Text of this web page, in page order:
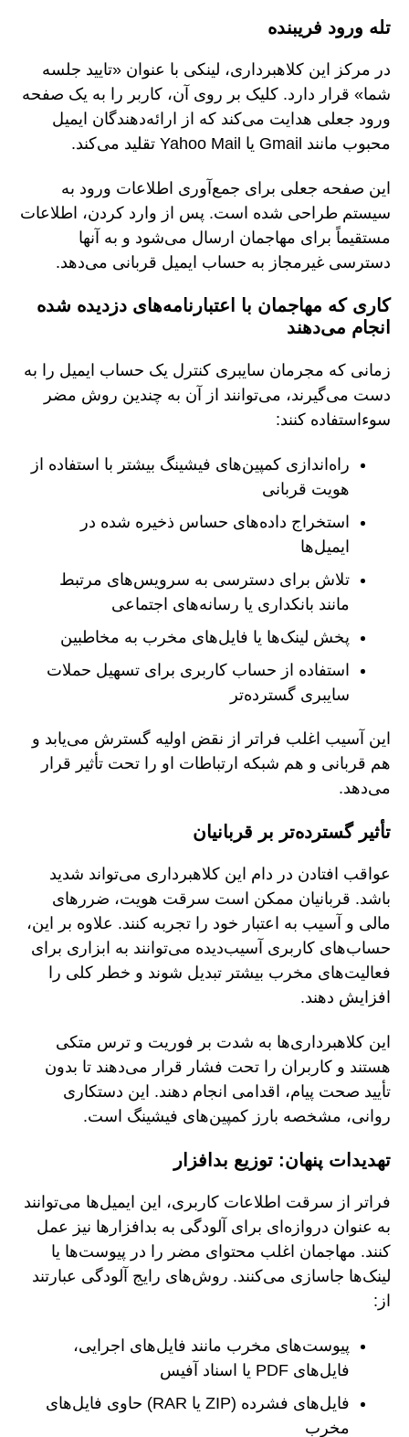
تله ورود فریبنده
در مرکز این کلاهبرداری، لینکی با عنوان «تایید جلسه
شما» قرار دارد. کلیک بر روی آن، کاربر را به یک صفحه
ورود جعلی هدایت می‌کند که از ارائه‌دهندگان ایمیل
محبوب مانند Gmail یا Yahoo Mail تقلید می‌کند.
این صفحه جعلی برای جمع‌آوری اطلاعات ورود به
سیستم طراحی شده است. پس از وارد کردن، اطلاعات
مستقیماً برای مهاجمان ارسال می‌شود و به آنها
دسترسی غیرمجاز به حساب ایمیل قربانی می‌دهد.
کاری که مهاجمان با اعتبارنامه‌های دزدیده شده
انجام می‌دهند
زمانی که مجرمان سایبری کنترل یک حساب ایمیل را به
دست می‌گیرند، می‌توانند از آن به چندین روش مضر
سوءاستفاده کنند:
راه‌اندازی کمپین‌های فیشینگ بیشتر با استفاده از
هویت قربانی
استخراج داده‌های حساس ذخیره شده در
ایمیل‌ها
تلاش برای دسترسی به سرویس‌های مرتبط
مانند بانکداری یا رسانه‌های اجتماعی
پخش لینک‌ها یا فایل‌های مخرب به مخاطبین
استفاده از حساب کاربری برای تسهیل حملات
سایبری گسترده‌تر
این آسیب اغلب فراتر از نقض اولیه گسترش می‌یابد و
هم قربانی و هم شبکه ارتباطات او را تحت تأثیر قرار
می‌دهد.
تأثیر گسترده‌تر بر قربانیان
عواقب افتادن در دام این کلاهبرداری می‌تواند شدید
باشد. قربانیان ممکن است سرقت هویت، ضررهای
مالی و آسیب به اعتبار خود را تجربه کنند. علاوه بر این،
حساب‌های کاربری آسیب‌دیده می‌توانند به ابزاری برای
فعالیت‌های مخرب بیشتر تبدیل شوند و خطر کلی را
افزایش دهند.
این کلاهبرداری‌ها به شدت بر فوریت و ترس متکی
هستند و کاربران را تحت فشار قرار می‌دهند تا بدون
تأیید صحت پیام، اقدامی انجام دهند. این دستکاری
روانی، مشخصه بارز کمپین‌های فیشینگ است.
تهدیدات پنهان: توزیع بدافزار
فراتر از سرقت اطلاعات کاربری، این ایمیل‌ها می‌توانند
به عنوان دروازه‌ای برای آلودگی به بدافزارها نیز عمل
کنند. مهاجمان اغلب محتوای مضر را در پیوست‌ها یا
لینک‌ها جاسازی می‌کنند. روش‌های رایج آلودگی عبارتند
از:
پیوست‌های مخرب مانند فایل‌های اجرایی،
فایل‌های PDF یا اسناد آفیس
فایل‌های فشرده (ZIP یا RAR) حاوی فایل‌های
مخرب